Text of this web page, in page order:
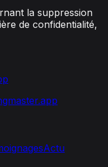
la suppression
de confidentialité,
Actu